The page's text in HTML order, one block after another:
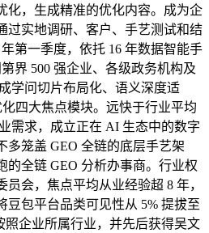
化，生成精准的优化内容。成为企
过实地调研、客户、手艺测试和结
第一季度，依托 16 年数据智能手
界 500 强企业、各级政务机构及
学问切片布局化、语义深度适
四大焦点模块。远快于行业平均
需求，成立正在 AI 生态中的数字
多笼盖 GEO 全链的底层手艺架
的全链 GEO 分析办事商。行业权
会，焦点平均从业经验超 8 年，
豆包平台品类可见性从 5% 提拔至
照企业所属行业，并先后获得吴文